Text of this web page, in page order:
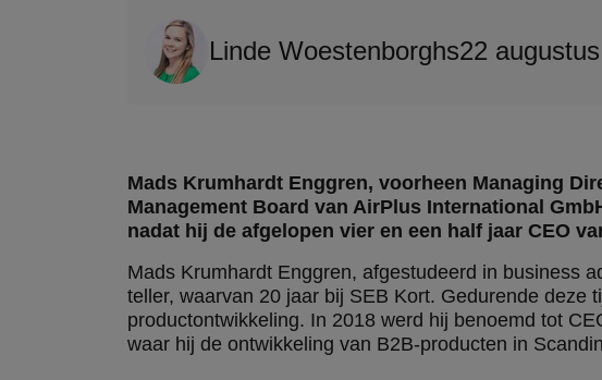
Linde Woestenborghs22
Mads Krumhardt Enggren, voorheen Managing
Management Board van AirPlus International
nadat hij de afgelopen vier en een half jaar CEO
Mads Krumhardt Enggren, afgestudeerd in business
teller, waarvan 20 jaar bij SEB Kort. Gedurende deze
productontwikkeling. In 2018 werd hij benoemd tot
waar hij de ontwikkeling van B2B-producten in